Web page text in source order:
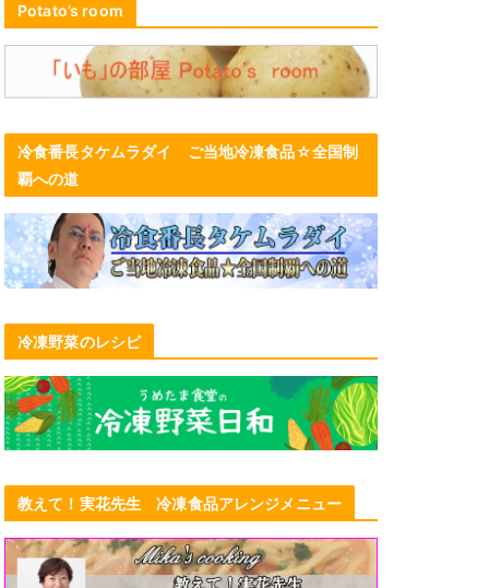
Potato’s room
冷食番長タケムラダイ ご当地冷凍食品☆全国制
覇への道
冷凍野菜のレシピ
教えて！実花先生 冷凍食品アレンジメニュー